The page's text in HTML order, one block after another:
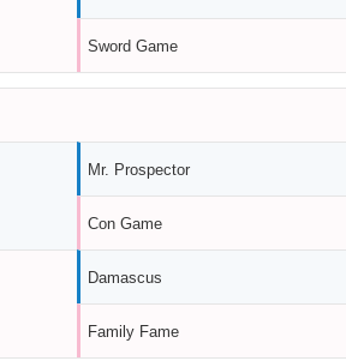
Sword Game
Mr. Prospector
Con Game
Damascus
Family Fame